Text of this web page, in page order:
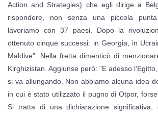
Action and Strategies) che egli dirige a
rispondere, non senza una piccola
lavoriamo con 37 paesi. Dopo la
ottenuto cinque successi: in Georgia, in
Maldive”. Nella fretta dimenticò di
Kirghizistan. Aggiunse però: “E adesso
si va allungando. Non abbiamo alcuna idea
in cui è stato utilizzato il pugno di Otpor,
Si tratta di una dichiarazione significativa,